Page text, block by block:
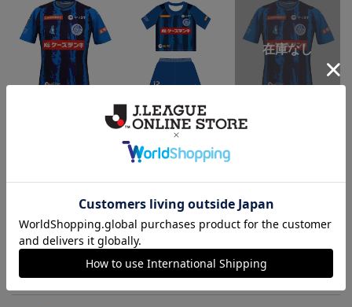
（Sｰ3XL）2026/27 オー
センティックユニフォー
（130-160cm）2026/27
キッズユニフォーム FP1s
t
5,500円
ンティックユニフォーム
23,020円～28,520円
トピックス
Ｊリーグ
多種多様なアパレルアイテムはこちら！！